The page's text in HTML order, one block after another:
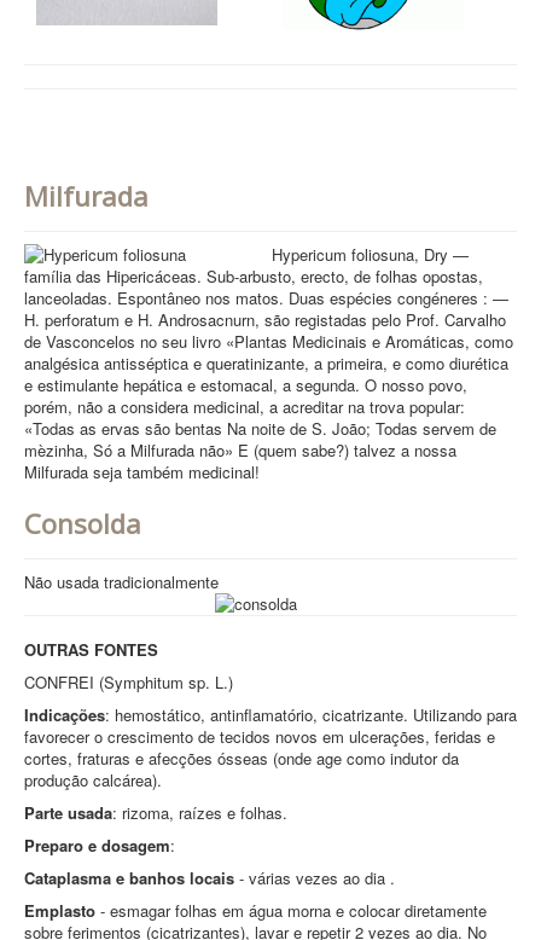
Milfurada
Hypericum foliosuna, Dry —
família das Hipericáceas. Sub-arbusto, erecto, de folhas opostas,
lanceoladas. Espontâneo nos matos. Duas espécies congéneres : —
H. perforatum e H. Androsacnurn, são registadas pelo Prof. Carvalho
de Vasconcelos no seu livro «Plantas Medicinais e Aromáticas, como
analgésica antisséptica e queratinizante, a primeira, e como diurética
e estimulante hepática e estomacal, a segunda. O nosso povo,
porém, não a considera medicinal, a acreditar na trova popular:
«Todas as ervas são bentas Na noite de S. João; Todas servem de
mèzinha, Só a Milfurada não» E (quem sabe?) talvez a nossa
Milfurada seja também medicinal!
Consolda
Não usada tradicionalmente
OUTRAS FONTES
CONFREI (Symphitum sp. L.)
Indicações: hemostático, antinflamatório, cicatrizante. Utilizando para
favorecer o crescimento de tecidos novos em ulcerações, feridas e
cortes, fraturas e afecções ósseas (onde age como indutor da
produção calcárea).
Parte usada: rizoma, raízes e folhas.
Preparo e dosagem:
Cataplasma e banhos locais - várias vezes ao dia .
Emplasto - esmagar folhas em água morna e colocar diretamente
sobre ferimentos (cicatrizantes), lavar e repetir 2 vezes ao dia. No